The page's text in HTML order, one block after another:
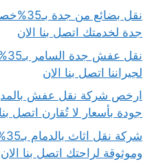
نقل
جدة لخدمتك اتصل بنا الان
لجيراننا اتصل بنا الان
جودة بأسعار لا تُقارن اتصل
وموثوقة لراحتك اتصل بنا الان